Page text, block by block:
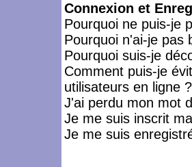
Connexion et
Pourquoi ne puis-je
Pourquoi n'ai-je pas
Pourquoi suis-je
Comment puis-je
utilisateurs en ligne ?
J'ai perdu mon mot
Je me suis inscrit
Je me suis